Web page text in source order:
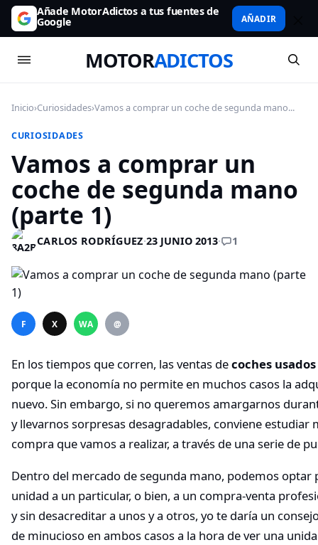
Añade MotorAdictos a tus fuentes de
Google AÑADIR
MOTORADICTOS
Inicio›Curiosidades›Vamos a comprar un coche de segunda mano...
CURIOSIDADES
Vamos a comprar un
coche de segunda mano
(parte 1)
CARLOS RODRÍGUEZ·23 JUNIO 2013· 1
F X WA @
En los tiempos que corren, las ventas decoches usados
porque la economía no permite en muchos casos la
nuevo. Sin embargo, si no queremos amargarnos
y llevarnos sorpresas desagradables, conviene estudiar
compra que vamos a realizar, a través de una serie de
Dentro del mercado de segunda mano, podemos optar
unidad a un particular, o bien, a un compra-venta
y sin desacreditar a unos y a otros, yo te daría un
de minucioso en ambos casos a la hora de ver una